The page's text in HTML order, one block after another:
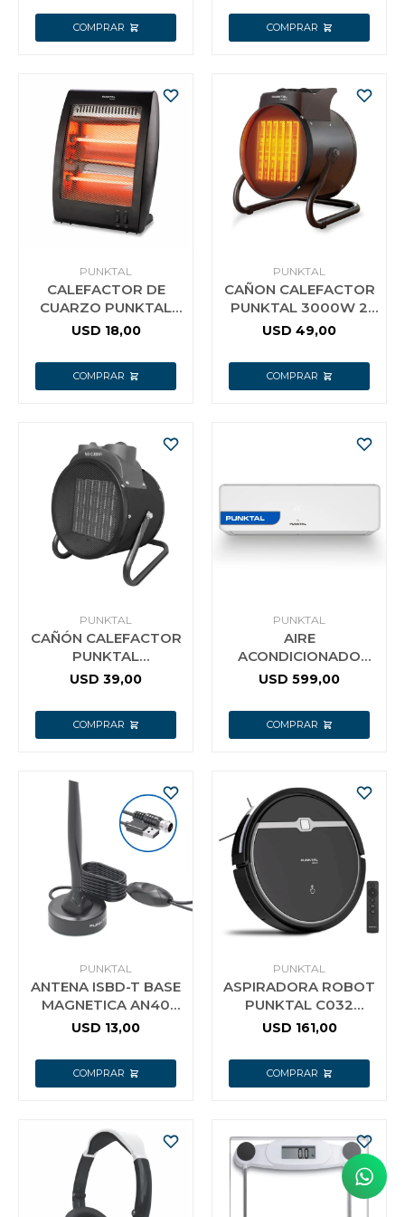
PUNKTAL
CALEFACTOR DE
CUARZO PUNKTAL
800W
USD 18,00
PUNKTAL
CAÑON CALEFACTOR
PUNKTAL 3000W 2
AJUSTE TEMP.
USD 49,00
PUNKTAL
CAÑÓN CALEFACTOR
PUNKTAL
1000/2000W
USD 39,00
PUNKTAL
AIRE
ACONDICIONADO
INVERTER 18.000 BTU
USD 599,00
PUNKTAL
ANTENA ISBD-T BASE
MAGNETICA AN40
PUNKTAL
USD 13,00
PUNKTAL
ASPIRADORA ROBOT
PUNKTAL C032
DOBLE FILTRO
USD 161,00